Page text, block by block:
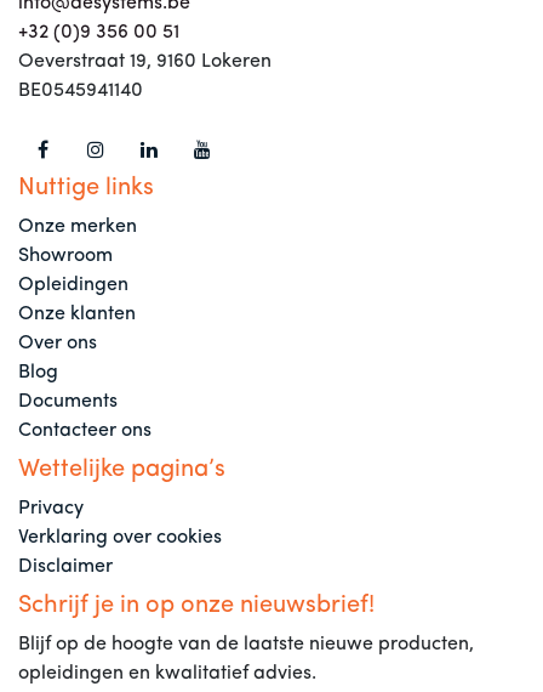
info@aesystems.be
+32 (0)9 356 00 51
Oeverstraat 19, 9160 Lokeren
BE0545941140
Nuttige links
Onze merken
Showroom
Opleidingen
Onze klanten
Over ons
Blog
Documents
Contacteer ons
Wettelijke pagina’s
Privacy
Verklaring over cookies
Disclaimer
Schrijf je in op onze nieuwsbrief!
Blijf op de hoogte van de laatste nieuwe producten,
opleidingen en kwalitatief advies.